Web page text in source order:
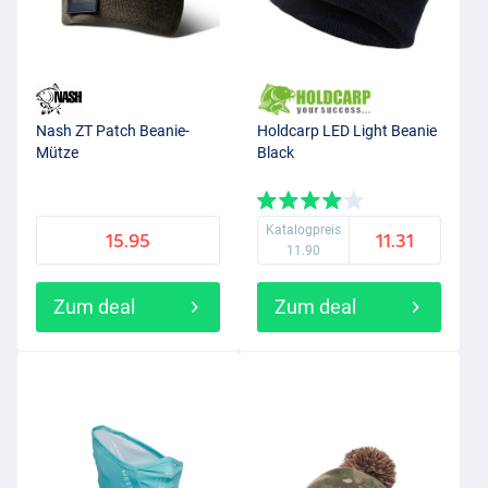
Nash ZT Patch Beanie-
Mütze
15.95
Zum deal
Holdcarp LED Light Beanie
Black
Katalogpreis
11.90
11.31
Zum deal